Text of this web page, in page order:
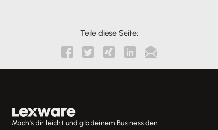
Teile diese Seite:
    
Mach's dir leicht und gib deinem Business den